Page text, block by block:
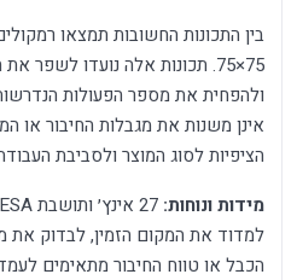
‏75×75. תכונות אלה נועדו לשפר
ולהפחית את מספר הפעולות
אינן משנות את מגבלות החיבור או
הציפיות לסוג המוצר ולסביבת
מידות ונוחות:
למדוד את המקום הזמין, לבדוק את
הכבל או טווח החיבור מתאימים